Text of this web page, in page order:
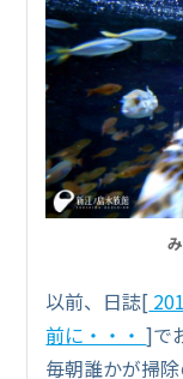
以前、日誌[
前に・・・]で
毎朝誰かが掃